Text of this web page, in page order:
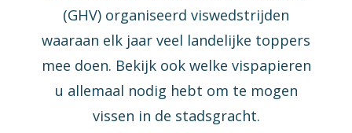
(GHV) organiseerd viswedstrijden
waaraan elk jaar veel landelijke toppers
mee doen. Bekijk ook welke vispapieren
u allemaal nodig hebt om te mogen
vissen in de stadsgracht.